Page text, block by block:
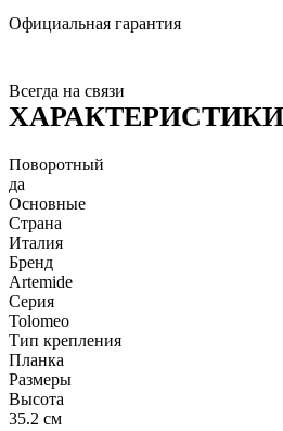
Официальная гарантия
Всегда на связи
ХАРАКТЕРИСТИКИ
Поворотный
да
Основные
Страна
Италия
Бренд
Artemide
Серия
Tolomeo
Тип крепления
Планка
Размеры
Высота
35.2 см